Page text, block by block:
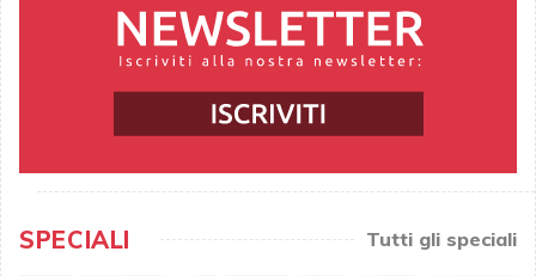
SPECIALI Tutti gli speciali